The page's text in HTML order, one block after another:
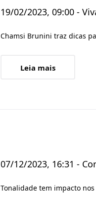
19/02/2023, 09:00 -
Chamsi Brunini traz dicas
Leia mais
07/12/2023, 16:31 -
Tonalidade tem impacto